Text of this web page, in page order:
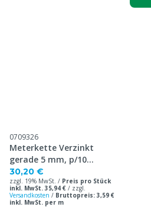
0709326
Meterkette Verzinkt
gerade 5 mm, p/10
Meters
30,20 €
zzgl. 19% MwSt. / Preis pro Stück
inkl. MwSt. 35,94 € / zzgl.
Versandkosten / Bruttopreis: 3,59 €
inkl. MwSt. per m